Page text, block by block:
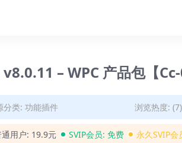
– WPC 产品包【Cc-
分类: 功能插件 浏览热度: (7)
用户: 19.9元 SVIP会员: 免费 永久SVIP会